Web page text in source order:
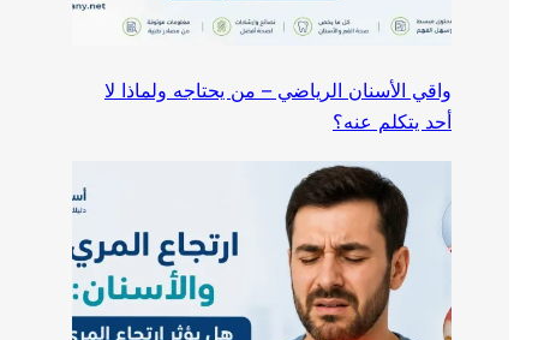
واقي الأسنان الرياضي – من يحتاجه ولماذا لا
أحد يتكلم عنه؟